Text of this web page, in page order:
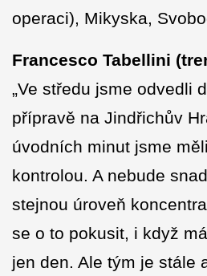
operaci), Mikyska,
Francesco Tabellini
„Ve středu jsme odvedli
přípravě na Jindřichův
úvodních minut jsme
kontrolou. A nebude
stejnou úroveň
se o to pokusit, i když
jen den. Ale tým je stále